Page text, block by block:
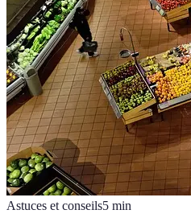
Astuces et conseils5 min